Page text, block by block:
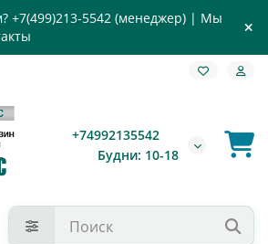
+7(499)213-5542 (менеджер) | Мы
+74992135542
Будни: 10-18